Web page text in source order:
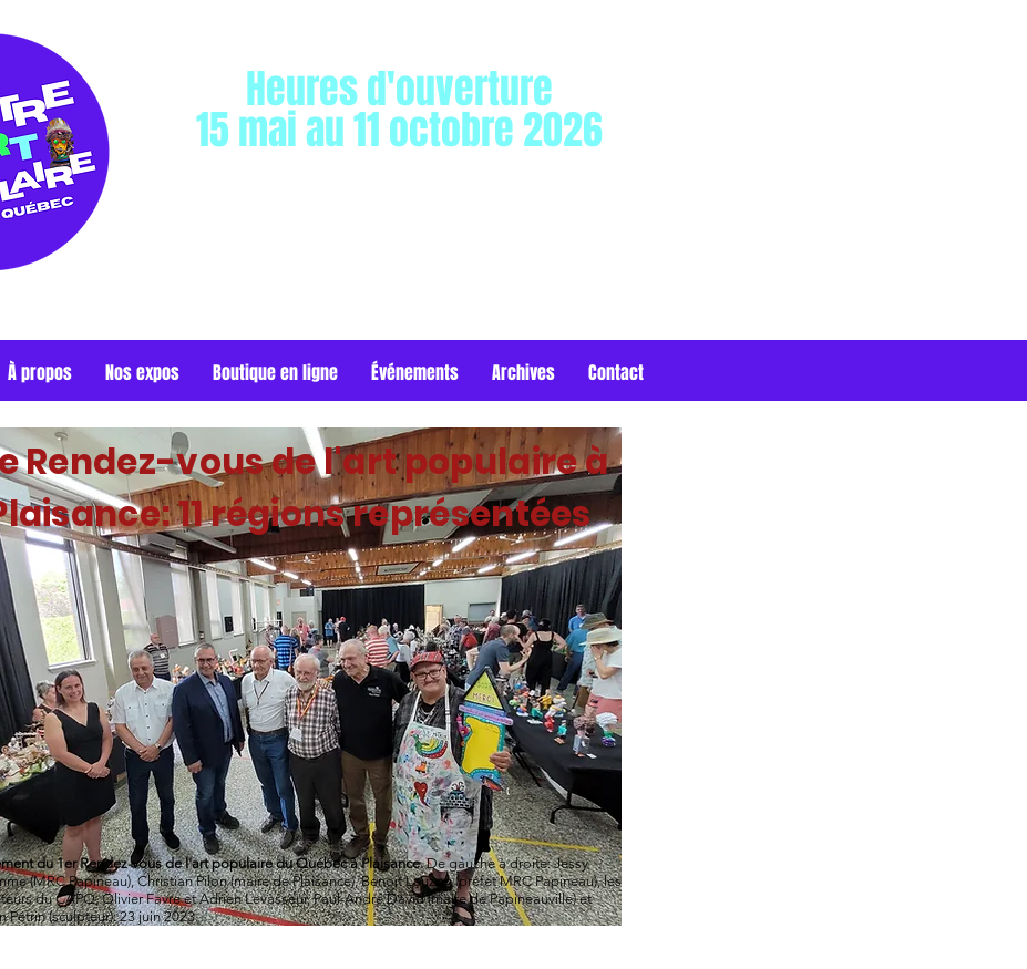
Heures d'ouverture
15 mai au 11 octobre 2026
À propos Nos expos Boutique en ligne Événements Archives Contact
Rendez-vous de l'art populaire à
11 régions représentées
du 1er Rendez-vous de l'art populaire du Québec à Plaisance.De gauche à droite: Jessy
(MRC Papineau), Christian Pilon (maire de Plaisance), Benoit Lauzon (préfet MRC Papineau), les
du CAPQ, Olivier Favre et Adrien Levasseur, Paul-André David (maire de Papineauville) et
Pétrin (sculpteur). 23 juin 2023.